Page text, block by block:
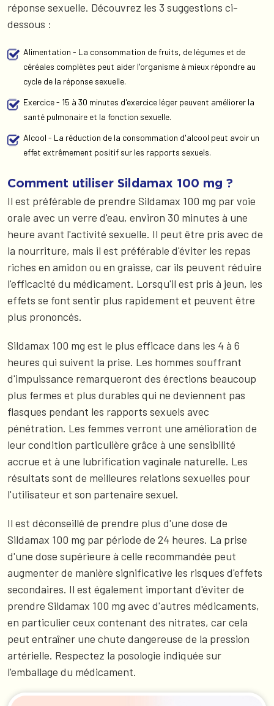
réponse sexuelle. Découvrez les 3 suggestions ci-
dessous :
Alimentation - La consommation de fruits, de légumes et de
céréales complètes peut aider l'organisme à mieux répondre au
cycle de la réponse sexuelle.
Exercice - 15 à 30 minutes d'exercice léger peuvent améliorer la
santé pulmonaire et la fonction sexuelle.
Alcool - La réduction de la consommation d'alcool peut avoir un
effet extrêmement positif sur les rapports sexuels.
Comment utiliser Sildamax 100 mg ?
Il est préférable de prendre Sildamax 100 mg par voie
orale avec un verre d'eau, environ 30 minutes à une
heure avant l'activité sexuelle. Il peut être pris avec de
la nourriture, mais il est préférable d'éviter les repas
riches en amidon ou en graisse, car ils peuvent réduire
l'efficacité du médicament. Lorsqu'il est pris à jeun, les
effets se font sentir plus rapidement et peuvent être
plus prononcés.
Sildamax 100 mg est le plus efficace dans les 4 à 6
heures qui suivent la prise. Les hommes souffrant
d'impuissance remarqueront des érections beaucoup
plus fermes et plus durables qui ne deviennent pas
flasques pendant les rapports sexuels avec
pénétration. Les femmes verront une amélioration de
leur condition particulière grâce à une sensibilité
accrue et à une lubrification vaginale naturelle. Les
résultats sont de meilleures relations sexuelles pour
l'utilisateur et son partenaire sexuel.
Il est déconseillé de prendre plus d'une dose de
Sildamax 100 mg par période de 24 heures. La prise
d'une dose supérieure à celle recommandée peut
augmenter de manière significative les risques d'effets
secondaires. Il est également important d'éviter de
prendre Sildamax 100 mg avec d'autres médicaments,
en particulier ceux contenant des nitrates, car cela
peut entraîner une chute dangereuse de la pression
artérielle. Respectez la posologie indiquée sur
l'emballage du médicament.